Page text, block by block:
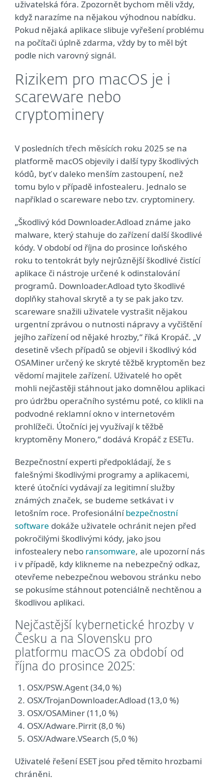
uživatelská fóra. Zpozornět bychom měli vždy,
když narazíme na nějakou výhodnou nabídku.
Pokud nějaká aplikace slibuje vyřešení problému
na počítači úplně zdarma, vždy by to měl být
podle nich varovný signál.
Rizikem pro macOS je i
scareware nebo
cryptominery
V posledních třech měsících roku 2025 se na
platformě macOS objevily i další typy škodlivých
kódů, byť v daleko menším zastoupení, než
tomu bylo v případě infostealeru. Jednalo se
například o scareware nebo tzv. cryptominery.
„Škodlivý kód Downloader.Adload známe jako
malware, který stahuje do zařízení další škodlivé
kódy. V období od října do prosince loňského
roku to tentokrát byly nejrůznější škodlivé čistící
aplikace či nástroje určené k odinstalování
programů. Downloader.Adload tyto škodlivé
doplňky stahoval skrytě a ty se pak jako tzv.
scareware snažili uživatele vystrašit nějakou
urgentní zprávou o nutnosti nápravy a vyčištění
jejího zařízení od nějaké hrozby,“ říká Kropáč. „V
desetině všech případů se objevil i škodlivý kód
OSAMiner určený ke skryté těžbě kryptoměn bez
vědomí majitele zařízení. Uživatelé ho opět
mohli nejčastěji stáhnout jako domnělou aplikaci
pro údržbu operačního systému poté, co klikli na
podvodné reklamní okno v internetovém
prohlížeči. Útočníci jej využívají k těžbě
kryptoměny Monero,“ dodává Kropáč z ESETu.
Bezpečnostní experti předpokládají, že s
falešnými škodlivými programy a aplikacemi,
které útočníci vydávají za legitimní služby
známých značek, se budeme setkávat i v
letošním roce. Profesionálníbezpečnostní
software dokáže uživatele ochránit nejen před
pokročilými škodlivými kódy, jako jsou
infostealery nebo ransomware, ale upozorní nás
i v případě, kdy klikneme na nebezpečný odkaz,
otevřeme nebezpečnou webovou stránku nebo
se pokusíme stáhnout potenciálně nechtěnou a
škodlivou aplikaci.
Nejčastější kybernetické hrozby v
Česku a na Slovensku pro
platformu macOS za období od
října do prosince 2025:
OSX/PSW.Agent (34,0 %)
OSX/TrojanDownloader.Adload (13,0 %)
OSX/OSAMiner (11,0 %)
OSX/Adware.Pirrit (8,0 %)
OSX/Adware.VSearch (5,0 %)
Uživatelé řešení ESET jsou před těmito hrozbami
chráněni.